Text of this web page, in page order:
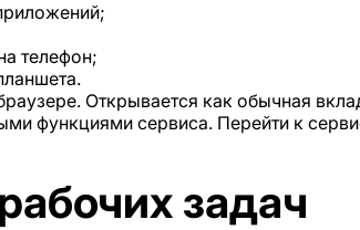
телефон;
Открывается как обычная
функциями сервиса. Перейти к
задач